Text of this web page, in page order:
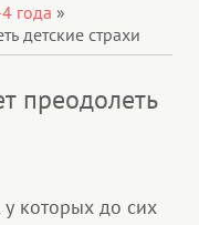
года »
детские страхи
преодолеть
которых до сих